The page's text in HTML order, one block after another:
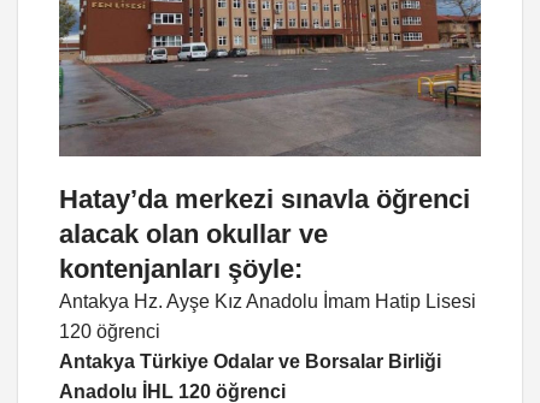
Hatay’da merkezi sınavla öğrenci
alacak olan okullar ve
kontenjanları şöyle:
Antakya Hz. Ayşe Kız Anadolu İmam Hatip Lisesi
120 öğrenci
Antakya Türkiye Odalar ve Borsalar Birliği
Anadolu İHL 120 öğrenci